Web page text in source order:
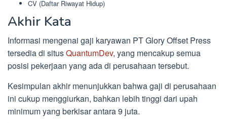
CV (Daftar Riwayat Hidup)
Akhir Kata
Informasi mengenai gaji karyawan PT Glory Offset Press
tersedia di situsQuantumDev, yang mencakup semua
posisi pekerjaan yang ada di perusahaan tersebut.
Kesimpulan akhir menunjukkan bahwa gaji di perusahaan
ini cukup menggiurkan, bahkan lebih tinggi dari upah
minimum yang berkisar antara 9 juta.